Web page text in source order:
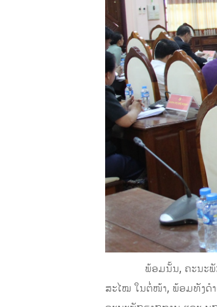
ພ້ອມນັ້ນ, ຄະນະພັກຮາກ
ສະໄໝ ໃນຕໍ່ໜ້າ, ພ້ອມທັງດໍ